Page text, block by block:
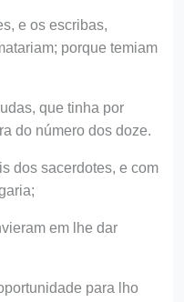
e os escribas,
porque temiam
que tinha por
do número dos doze.
dos sacerdotes, e com
em lhe dar
para lho